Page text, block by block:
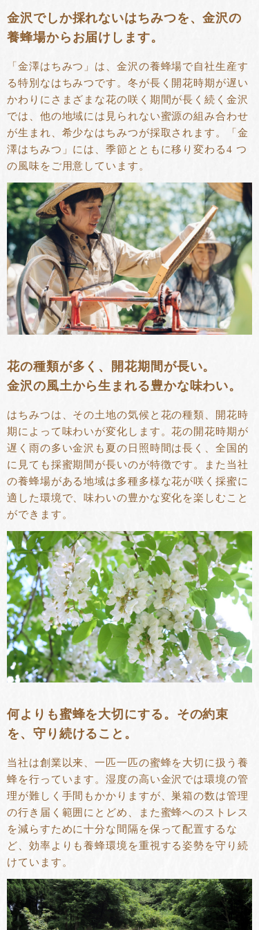
金沢でしか採れないはちみつを、金沢の
養蜂場からお届けします。
「金澤はちみつ」は、金沢の養蜂場で自社生産す
る特別なはちみつです。冬が長く開花時期が遅い
かわりにさまざまな花の咲く期間が長く続く金沢
では、他の地域には見られない蜜源の組み合わせ
が生まれ、希少なはちみつが採取されます。「金
澤はちみつ」には、季節とともに移り変わる4 つ
の風味をご用意しています。
花の種類が多く、開花期間が長い。
金沢の風土から生まれる豊かな味わい。
はちみつは、その土地の気候と花の種類、開花時
期によって味わいが変化します。花の開花時期が
遅く雨の多い金沢も夏の日照時間は長く、全国的
に見ても採蜜期間が長いのが特徴です。また当社
の養蜂場がある地域は多種多様な花が咲く採蜜に
適した環境で、味わいの豊かな変化を楽しむこと
ができます。
何よりも蜜蜂を大切にする。その約束
を、守り続けること。
当社は創業以来、一匹一匹の蜜蜂を大切に扱う養
蜂を行っています。湿度の高い金沢では環境の管
理が難しく手間もかかりますが、巣箱の数は管理
の行き届く範囲にとどめ、また蜜蜂へのストレス
を減らすために十分な間隔を保って配置するな
ど、効率よりも養蜂環境を重視する姿勢を守り続
けています。